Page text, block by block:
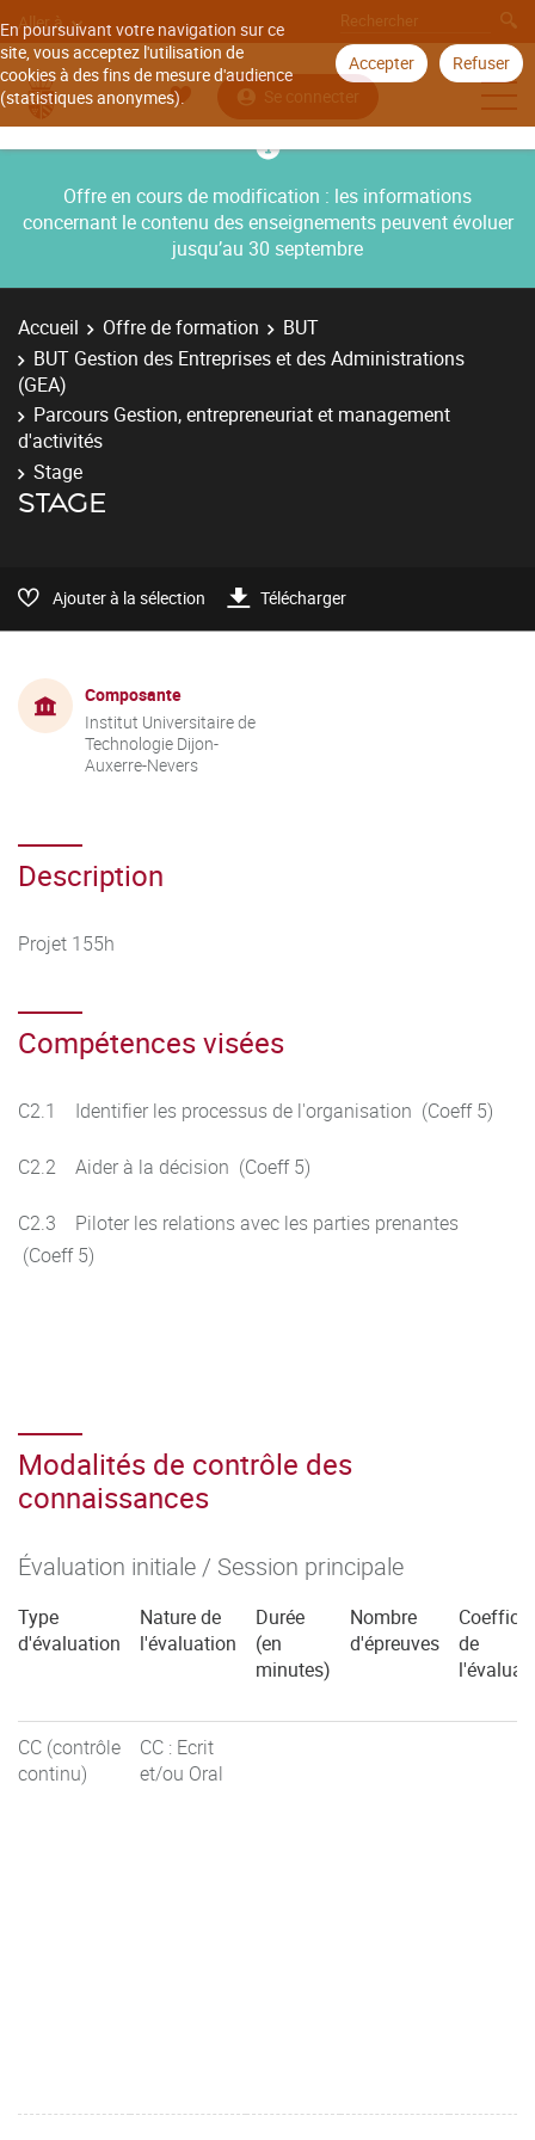
En poursuivant votre navigation sur ce
site, vous acceptez l'utilisation de
cookies à des fins de mesure d'audience
(statistiques anonymes).
Accepter Refuser
Aller à
Se connecter
Offre en cours de modification : les informations
concernant le contenu des enseignements peuvent évoluer
jusqu’au 30 septembre
Accueil Offre de formation
BUT
BUT Gestion des Entreprises et des Administrations
(GEA)
Parcours Gestion, entrepreneuriat et management
d'activités
Stage
STAGE
Ajouter à la sélection Télécharger
Composante
Institut Universitaire de
Technologie Dijon-
Auxerre-Nevers
Description
Projet 155h
Compétences visées
C2.1 Identifier les processus de l'organisation (Coeff 5)
C2.2 Aider à la décision (Coeff 5)
C2.3 Piloter les relations avec les parties prenantes
(Coeff 5)
Modalités de contrôle des
connaissances
Évaluation initiale / Session principale
Type
d'évaluation
Nature de
l'évaluation
Durée
(en
minutes)
Nombre
d'épreuves
de
CC (contrôle
continu)
CC : Ecrit
et/ou Oral